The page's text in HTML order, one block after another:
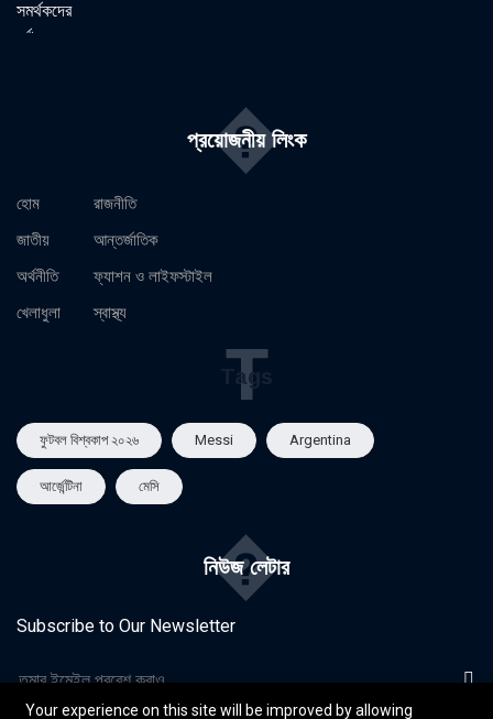
প্রয়োজনীয় লিংক
�
হোম
জাতীয়
অর্থনীতি
খেলাধুলা
রাজনীতি
আন্তর্জাতিক
ফ্যাশন ও লাইফস্টাইল
স্বাস্থ্য
Tags
T
ফুটবল বিশ্বকাপ ২০২৬ Messi Argentina
আর্জেন্টিনা মেসি
নিউজ লেটার
�
Subscribe to Our Newsletter
Your experience on this site will be improved by allowing